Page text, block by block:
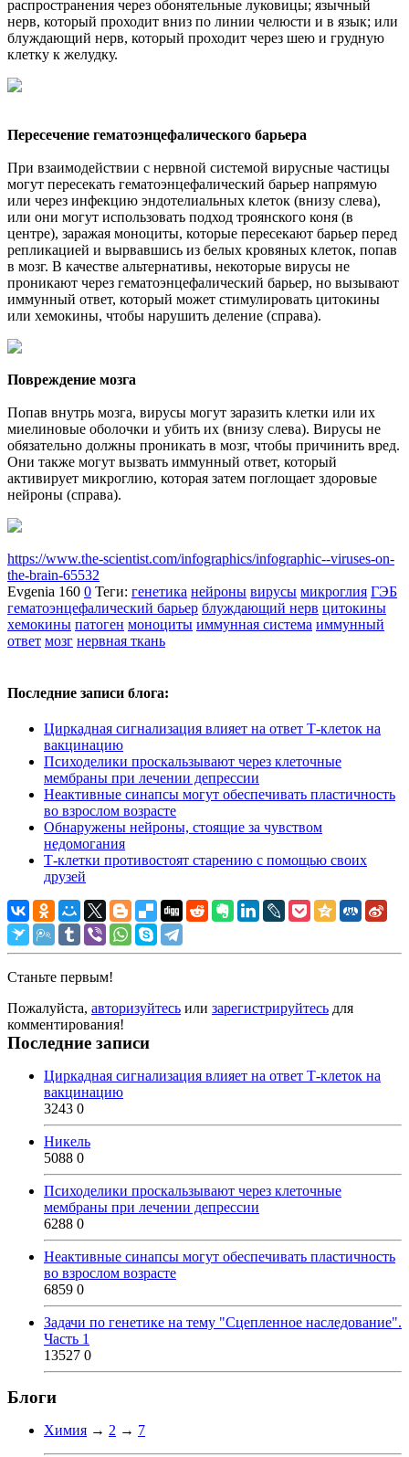
распространения через обонятельные луковицы; язычный
нерв, который проходит вниз по линии челюсти и в язык; или
блуждающий нерв, который проходит через шею и грудную
клетку к желудку.
Пересечение гематоэнцефалического барьера
При взаимодействии с нервной системой вирусные частицы
могут пересекать гематоэнцефалический барьер напрямую
или через инфекцию эндотелиальных клеток (внизу слева),
или они могут использовать подход троянского коня (в
центре), заражая моноциты, которые пересекают барьер перед
репликацией и вырвавшись из белых кровяных клеток, попав
в мозг. В качестве альтернативы, некоторые вирусы не
проникают через гематоэнцефалический барьер, но вызывают
иммунный ответ, который может стимулировать цитокины
или хемокины, чтобы нарушить деление (справа).
Повреждение мозга
Попав внутрь мозга, вирусы могут заразить клетки или их
миелиновые оболочки и убить их (внизу слева). Вирусы не
обязательно должны проникать в мозг, чтобы причинить вред.
Они также могут вызвать иммунный ответ, который
активирует микроглию, которая затем поглощает здоровые
нейроны (справа).
https://www.the-scientist.com/infographics/infographic--viruses-on-
the-brain-65532
Evgenia 160 0 Теги: генетика нейроны вирусы микроглия ГЭБ
гематоэнцефалический барьер блуждающий нерв цитокины
хемокины патоген моноциты иммунная система иммунный
ответ мозг нервная ткань
Последние записи блога:
Циркадная сигнализация влияет на ответ Т-клеток на
вакцинацию
Психоделики проскальзывают через клеточные
мембраны при лечении депрессии
Неактивные синапсы могут обеспечивать пластичность
во взрослом возрасте
Обнаружены нейроны, стоящие за чувством
недомогания
Т-клетки противостоят старению с помощью своих
друзей
Станьте первым!
Пожалуйста, авторизуйтесь или зарегистрируйтесь для
комментирования!
Последние записи
Циркадная сигнализация влияет на ответ Т-клеток на
вакцинацию
3243 0
Никель
5088 0
Психоделики проскальзывают через клеточные
мембраны при лечении депрессии
6288 0
Неактивные синапсы могут обеспечивать пластичность
во взрослом возрасте
6859 0
Задачи по генетике на тему "Сцепленное наследование".
Часть 1
13527 0
Блоги
Химия → 2 → 7